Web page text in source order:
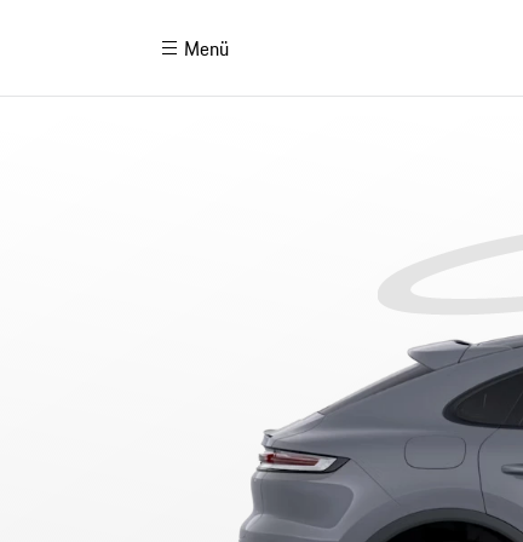
Menü
Porsche Finans Seçenekleri
Cayenne Coupé Model Değiştir